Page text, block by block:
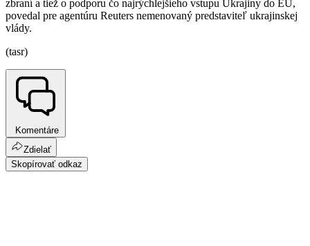
zbraní a tiež o podporu čo najrýchlejšieho vstupu Ukrajiny do EÚ,
povedal pre agentúru Reuters nemenovaný predstaviteľ ukrajinskej
vlády.
(tasr)
Komentáre
Zdielať
Skopírovať odkaz